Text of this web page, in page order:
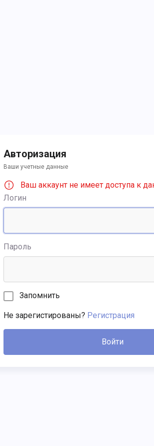
Авторизация
Ваши учетные данные
Ваш аккаунт не имеет доступа к
Логин
Пароль
Запомнить
Не зарегистированы? Регистрация